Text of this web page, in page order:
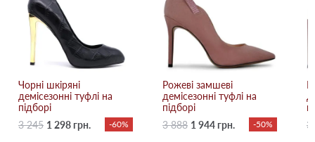
Чорні шкіряні
демісезонні туфлі на
підборі
3 245 1 298 грн. -60%
Рожеві замшеві
демісезонні туфлі на
підборі
3 888 1 944 грн. -50%
3